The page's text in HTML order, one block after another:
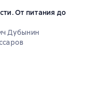
От питания до
Дубынин
4,8 на основе 205 оценок